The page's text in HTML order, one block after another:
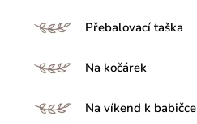
Přebalovací taška
Na kočárek
Na víkend k babičce